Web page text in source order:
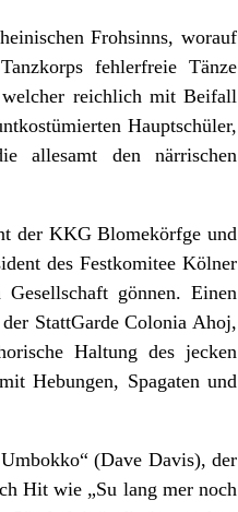
Frohsinns, worauf
fehlerfreie Tänze
welcher reichlich mit Beifall
Hauptschüler,
allesamt den närrischen
der KKG Blomekörfge und
des Festkomitee Kölner
gönnen. Einen
StattGarde Colonia Ahoj,
Haltung des jecken
Hebungen, Spagaten und
(Dave Davis), der
Hit wie „Su lang mer noch